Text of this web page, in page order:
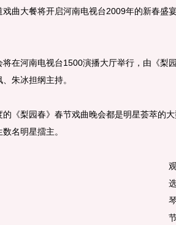
戏曲大餐将开启河南电视台2009年的新春盛
河南电视台1500演播大厅举行，由《梨园
朱冰担纲主持。
梨园春》春节戏曲晚会都是明星荟萃的大
名明星擂主。